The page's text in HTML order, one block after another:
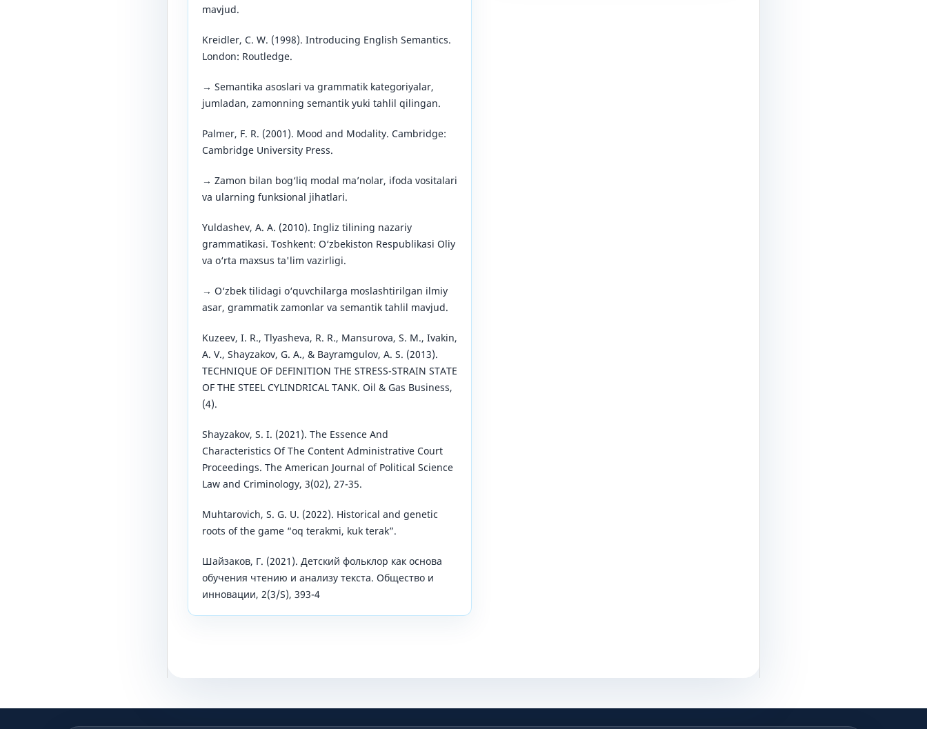
mavjud.
Kreidler, C. W. (1998). Introducing English Semantics.
London: Routledge.
→ Semantika asoslari va grammatik kategoriyalar,
jumladan, zamonning semantik yuki tahlil qilingan.
Palmer, F. R. (2001). Mood and Modality. Cambridge:
Cambridge University Press.
→ Zamon bilan bog‘liq modal ma’nolar, ifoda vositalari
va ularning funksional jihatlari.
Yuldashev, A. A. (2010). Ingliz tilining nazariy
grammatikasi. Toshkent: O‘zbekiston Respublikasi Oliy
va o‘rta maxsus ta'lim vazirligi.
→ O‘zbek tilidagi o‘quvchilarga moslashtirilgan ilmiy
asar, grammatik zamonlar va semantik tahlil mavjud.
Kuzeev, I. R., Tlyasheva, R. R., Mansurova, S. M., Ivakin,
A. V., Shayzakov, G. A., & Bayramgulov, A. S. (2013).
TECHNIQUE OF DEFINITION THE STRESS-STRAIN STATE
OF THE STEEL CYLINDRICAL TANK. Oil & Gas Business,
(4).
Shayzakov, S. I. (2021). The Essence And
Characteristics Of The Content Administrative Court
Proceedings. The American Journal of Political Science
Law and Criminology, 3(02), 27-35.
Muhtarovich, S. G. U. (2022). Historical and genetic
roots of the game “oq terakmi, kuk terak”.
Шайзаков, Г. (2021). Детский фольклор как основа
обучения чтению и анализу текста. Общество и
инновации, 2(3/S), 393-4